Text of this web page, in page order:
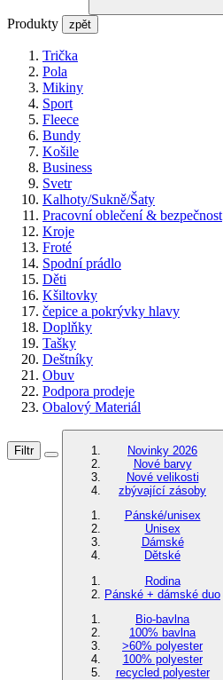
Produkty zpět
Trička
Pola
Mikiny
Sport
Fleece
Bundy
Košile
Business
Svetr
Kalhoty/Sukně/Šaty
Pracovní oblečení & bezpečnost
Kroje
Froté
Spodní prádlo
Děti
Kšiltovky
čepice a pokrývky hlavy
Doplňky
Tašky
Deštníky
Obuv
Podpora prodeje
Obalový Materiál
Filtr
Novinky 2026
Nové barvy
Nové velikosti
zbývající zásoby
Pánské/unisex
Unisex
Dámské
Dětské
Rodina
Pánské + dámské duo
Bio-bavlna
100% bavlna
>60% polyester
100% polyester
recycled polyester